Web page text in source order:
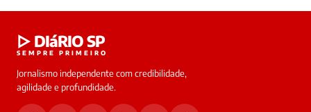
▷ DIáRIO SP
SEMPRE PRIMEIRO
Jornalismo independente com credibilidade,
agilidade e profundidade.